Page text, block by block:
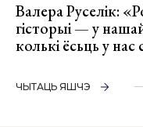
Валера Руселік:
гісторыі — у
колькі ёсьць у
ЧЫТАЦЬ ЯШЧЭ